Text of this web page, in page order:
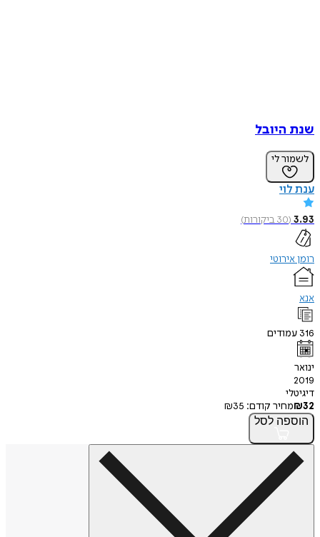
שנת היובל
לשמור לי
ענת לוי
3.93
(
30ביקורות)
רומן אירוטי
אנא
316 עמודים
ינואר
2019
דיגיטלי
₪32 מחיר קודם: ₪35
הוספה לסל